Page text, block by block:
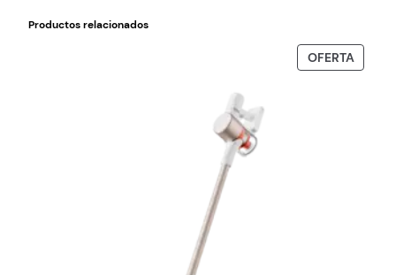
Productos relacionados
OFERTA